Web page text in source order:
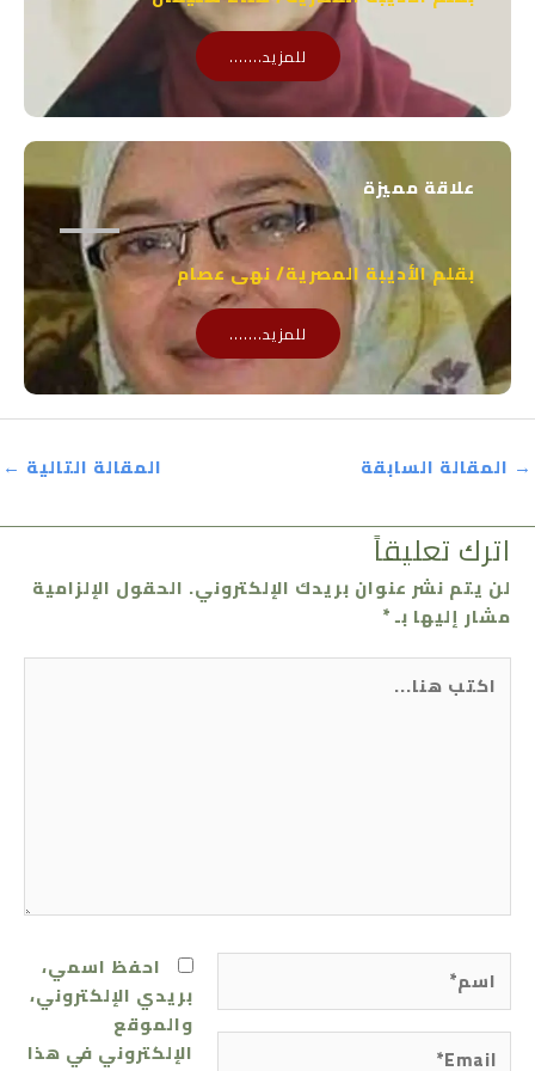
للمزيد.......
علاقة مميزة
بقلم الأديبة المصرية/ نهى عصام
للمزيد.......
→ المقالة السابقة المقالة التالية ←
اترك تعليقاً
لن يتم نشر عنوان بريدك الإلكتروني. الحقول الإلزامية
مشار إليها بـ*
اكتب
هنا...
Email*
احفظ اسمي،
بريدي الإلكتروني،
والموقع
الإلكتروني في هذا